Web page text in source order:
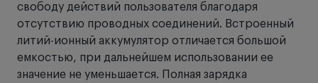
свободу действий пользователя благодаря
отсутствию проводных соединений. Встроенный
литий-ионный аккумулятор отличается большой
емкостью, при дальнейшем использовании ее
значение не уменьшается. Полная зарядка